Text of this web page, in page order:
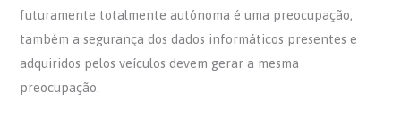
futuramente totalmente autónoma é uma preocupação,
também a segurança dos dados informáticos presentes e
adquiridos pelos veículos devem gerar a mesma
preocupação.